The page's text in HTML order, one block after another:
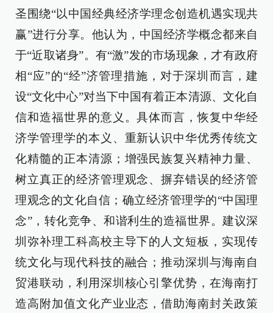
圣围绕“以中国经典经济学理念创造机遇实现共
赢”进行分享。他认为，中国经济学概念都来自
于“近取诸身”。有“激”发的市场现象，才有政府
相“应”的“经”济管理措施，对于深圳而言，建
设“文化中心”对当下中国有着正本清源、文化自
信和造福世界的意义。具体而言，恢复中华经
济学管理学的本义、重新认识中华优秀传统文
化精髓的正本清源；增强民族复兴精神力量、
树立真正的经济管理观念、摒弃错误的经济管
理观念的文化自信；确立经济管理学的“中国理
念”，转化竞争、和谐利生的造福世界。建议深
圳弥补理工科高校主导下的人文短板，实现传
统文化与现代科技的融合；推动深圳与海南自
贸港联动，利用深圳核心引擎优势，在海南打
造高附加值文化产业业态，借助海南封关政策